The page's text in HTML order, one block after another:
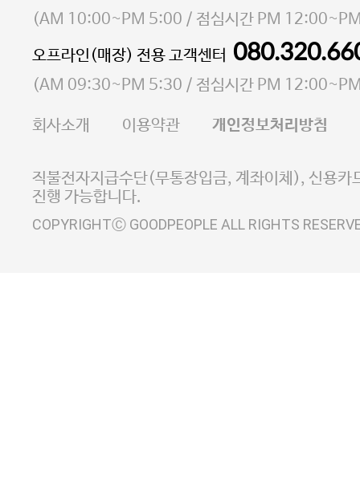
소재지 서울특별시 마포구 마포대로4다길 41 마포
통신판매업 신고번호 2023-서울마포-3931호
사업자등록번호 105-81-58242
E-MAIL goodpeople@gpin.co.kr
사업자정보확인
이니시스 에스크로 서비
(AM 10:00~PM 5:00 / 점심시간 PM
오프라인(매장) 전용 고객센터
(AM 09:30~PM 5:30 / 점심시간 PM
회사소개 이용약관 개인정보처리방침
직불전자지급수단(무통장입금, 계좌이체), 신용카
진행 가능합니다.
COPYRIGHTⒸ GOODPEOPLE ALL RIGHTS